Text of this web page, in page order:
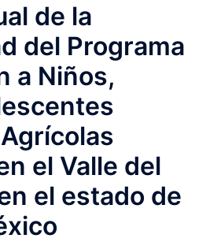
de la
del Programa
a Niños,
el Valle del
el estado de